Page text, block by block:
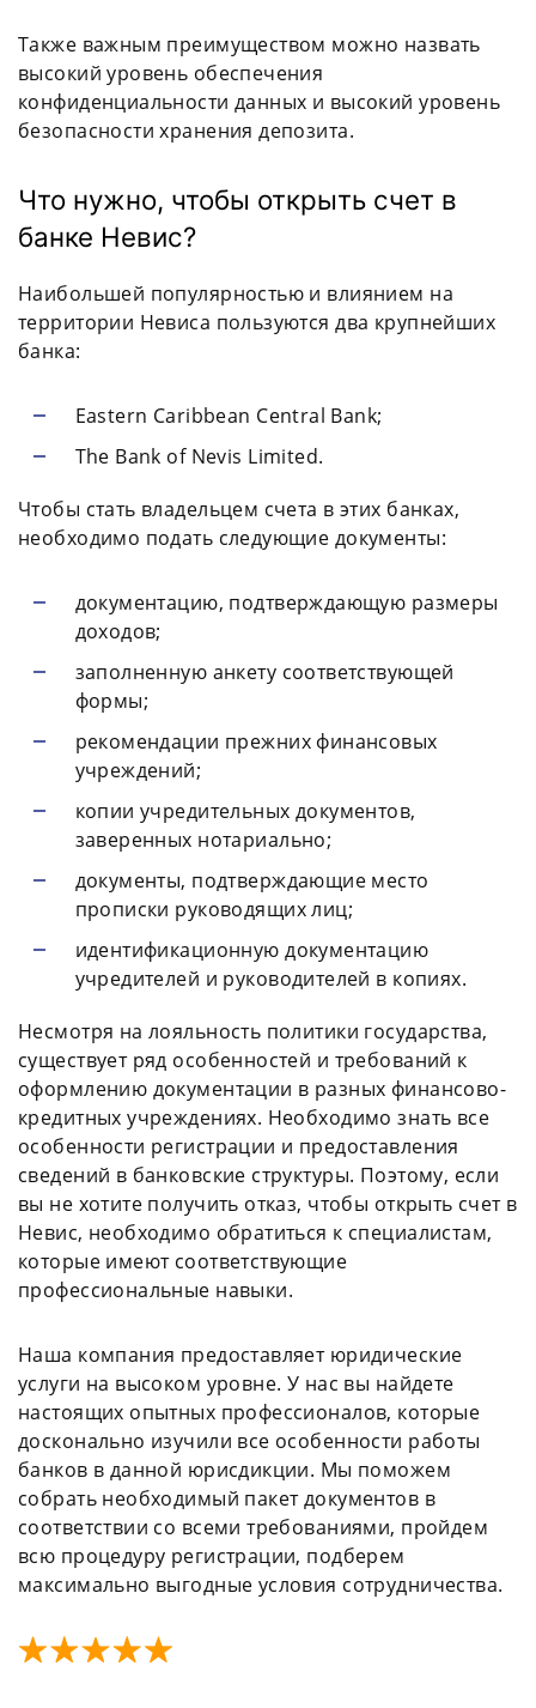
Также важным преимуществом можно назвать
высокий уровень обеспечения
конфиденциальности данных и высокий уровень
безопасности хранения депозита.
Что нужно, чтобы открыть счет в
банке Невис?
Наибольшей популярностью и влиянием на
территории Невиса пользуются два крупнейших
банка:
Eastern Caribbean Central Bank;
The Bank of Nevis Limited.
Чтобы стать владельцем счета в этих банках,
необходимо подать следующие документы:
документацию, подтверждающую размеры
доходов;
заполненную анкету соответствующей
формы;
рекомендации прежних финансовых
учреждений;
копии учредительных документов,
заверенных нотариально;
документы, подтверждающие место
прописки руководящих лиц;
идентификационную документацию
учредителей и руководителей в копиях.
Несмотря на лояльность политики государства,
существует ряд особенностей и требований к
оформлению документации в разных финансово-
кредитных учреждениях. Необходимо знать все
особенности регистрации и предоставления
сведений в банковские структуры. Поэтому, если
вы не хотите получить отказ, чтобы открыть счет в
Невис, необходимо обратиться к специалистам,
которые имеют соответствующие
профессиональные навыки.
Наша компания предоставляет юридические
услуги на высоком уровне. У нас вы найдете
настоящих опытных профессионалов, которые
досконально изучили все особенности работы
банков в данной юрисдикции. Мы поможем
собрать необходимый пакет документов в
соответствии со всеми требованиями, пройдем
всю процедуру регистрации, подберем
максимально выгодные условия сотрудничества.